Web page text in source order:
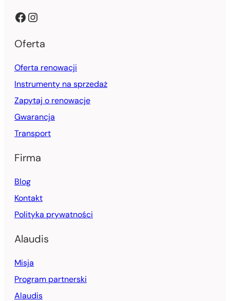
Facebook Instagram
Oferta
Oferta renowacji
Instrumenty na sprzedaż
Zapytaj o renowacje
Gwarancja
Transport
Firma
Blog
Kontakt
Polityka prywatności
Alaudis
Misja
Program partnerski
Alaudis